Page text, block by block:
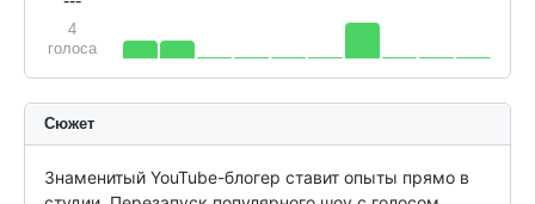
4
голоса
Сюжет
Знаменитый YouTube-блогер ставит опыты прямо в